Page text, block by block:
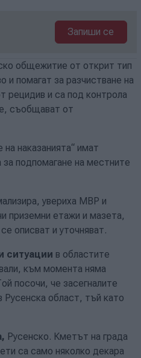
Запиши се
общежитие от открит тип
и помагат за разчистване на
рецидив и са под контрола
съобщават от
наказанията“ имат
подпомагане на местните
увериха МВР и
приземни етажи и мазета,
описват и уточняват.
ситуации в областите
към момента няма
посочи, че засегналите
област, тъй като
Русенско. Кметът на града
са само няколко декара